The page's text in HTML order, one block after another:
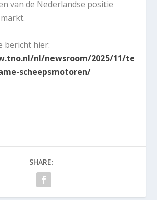
van de Nederlandse positie
bericht hier:
nl/newsroom/2025/11/te
scheepsmotoren/
SHARE: